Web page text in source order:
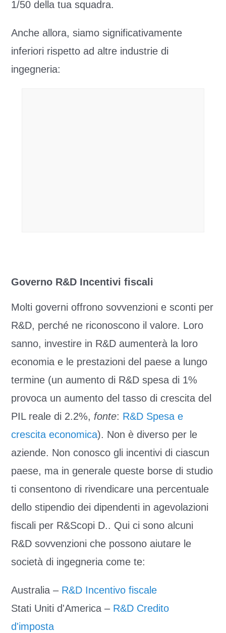
1/50 della tua squadra.
Anche allora, siamo significativamente
inferiori rispetto ad altre industrie di
ingegneria:
Governo R&D Incentivi fiscali
Molti governi offrono sovvenzioni e sconti per
R&D, perché ne riconoscono il valore. Loro
sanno, investire in R&D aumenterà la loro
economia e le prestazioni del paese a lungo
termine (un aumento di R&D spesa di 1%
provoca un aumento del tasso di crescita del
PIL reale di 2.2%, fonte: R&D Spesa e
crescita economica). Non è diverso per le
aziende. Non conosco gli incentivi di ciascun
paese, ma in generale queste borse di studio
ti consentono di rivendicare una percentuale
dello stipendio dei dipendenti in agevolazioni
fiscali per R&Scopi D.. Qui ci sono alcuni
R&D sovvenzioni che possono aiutare le
società di ingegneria come te:
Australia – R&D Incentivo fiscale
Stati Uniti d'America – R&D Credito
d'imposta